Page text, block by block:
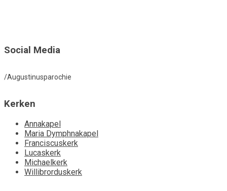
Social Media
/Augustinusparochie
Kerken
Annakapel
Maria Dymphnakapel
Franciscuskerk
Lucaskerk
Michaelkerk
Willibrorduskerk